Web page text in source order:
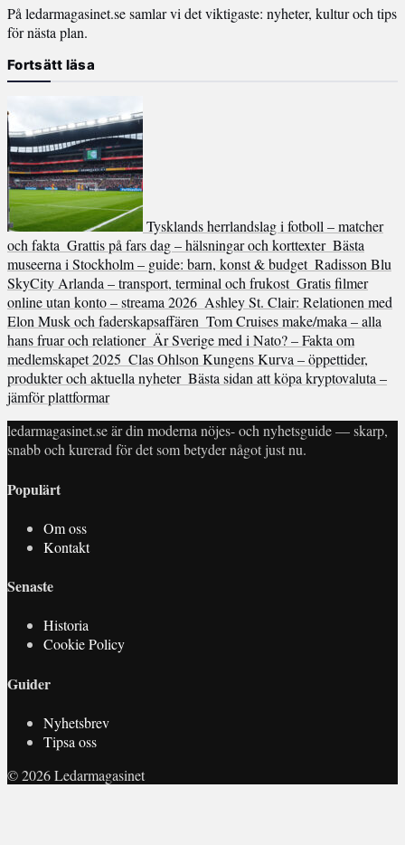
På ledarmagasinet.se samlar vi det viktigaste: nyheter, kultur och tips
för nästa plan.
Fortsätt läsa
Tysklands herrlandslag i fotboll – matcher
och fakta Grattis på fars dag – hälsningar och korttexter Bästa
museerna i Stockholm – guide: barn, konst & budget Radisson Blu
SkyCity Arlanda – transport, terminal och frukost Gratis filmer
online utan konto – streama 2026 Ashley St. Clair: Relationen med
Elon Musk och faderskapsaffären Tom Cruises make/maka – alla
hans fruar och relationer Är Sverige med i Nato? – Fakta om
medlemskapet 2025 Clas Ohlson Kungens Kurva – öppettider,
produkter och aktuella nyheter Bästa sidan att köpa kryptovaluta –
jämför plattformar
ledarmagasinet.se är din moderna nöjes- och nyhetsguide — skarp,
snabb och kurerad för det som betyder något just nu.
Populärt
Om oss
Kontakt
Senaste
Historia
Cookie Policy
Guider
Nyhetsbrev
Tipsa oss
© 2026 Ledarmagasinet